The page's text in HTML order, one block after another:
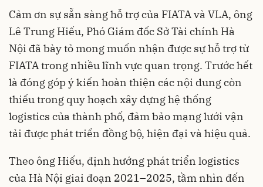
Cảm ơn sự sẵn sàng hỗ trợ của FIATA và VLA, ông
Lê Trung Hiếu, Phó Giám đốc Sở Tài chính Hà
Nội đã bày tỏ mong muốn nhận được sự hỗ trợ từ
FIATA trong nhiều lĩnh vực quan trọng. Trước hết
là đóng góp ý kiến hoàn thiện các nội dung còn
thiếu trong quy hoạch xây dựng hệ thống
logistics của thành phố, đảm bảo mạng lưới vận
tải được phát triển đồng bộ, hiện đại và hiệu quả.
Theo ông Hiếu, định hướng phát triển logistics
của Hà Nội giai đoạn 2021–2025, tầm nhìn đến